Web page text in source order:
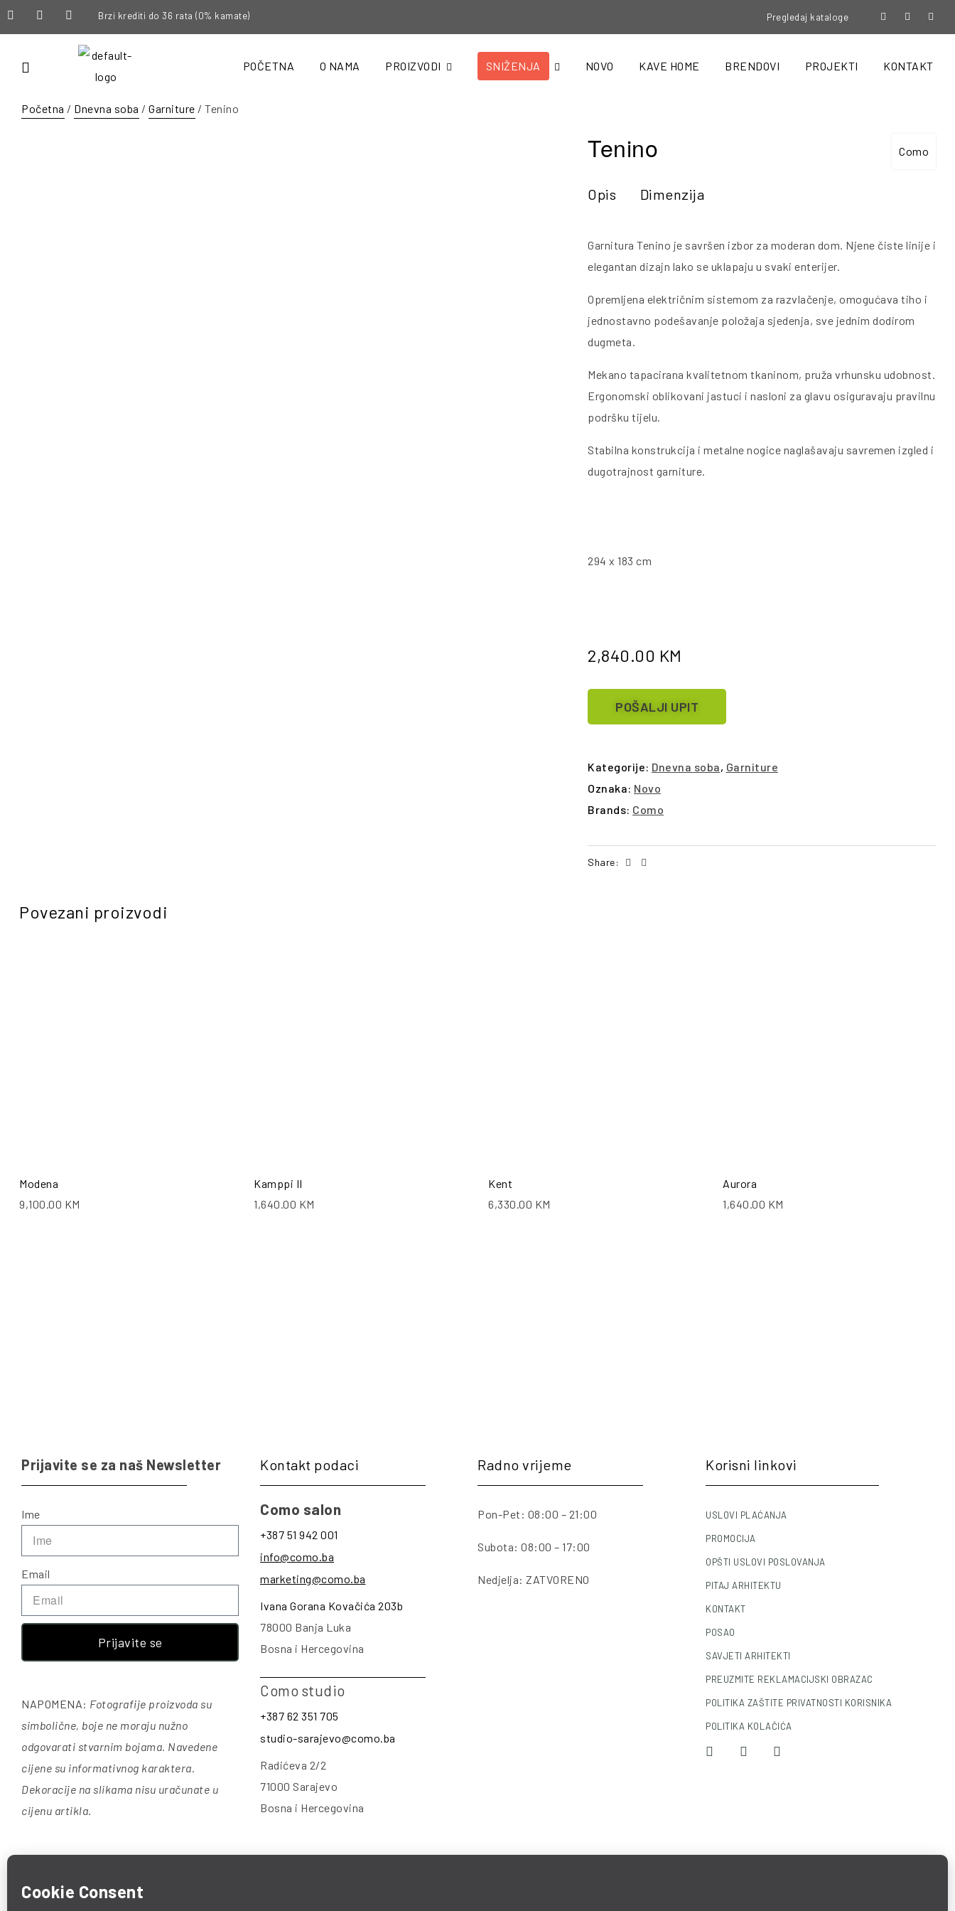
Brzi krediti do 36 rata (0% kamate) Pregledaj kataloge
POČETNA O NAMA PROIZVODI SNIŽENJA NOVO KAVE HOME BRENDOVI PROJEKTI KONTAKT
Početna / Dnevna soba / Garniture / Tenino
Como
Tenino
Opis Dimenzija
Garnitura Tenino je savršen izbor za moderan dom. Njene čiste linije i
elegantan dizajn lako se uklapaju u svaki enterijer.
Opremljena električnim sistemom za razvlačenje, omogućava tiho i
jednostavno podešavanje položaja sjedenja, sve jednim dodirom
dugmeta.
Mekano tapacirana kvalitetnom tkaninom, pruža vrhunsku udobnost.
Ergonomski oblikovani jastuci i nasloni za glavu osiguravaju pravilnu
podršku tijelu.
Stabilna konstrukcija i metalne nogice naglašavaju savremen izgled i
dugotrajnost garniture.
294 x 183 cm
2,840.00 KM
POŠALJI UPIT
Kategorije: Dnevna soba, Garniture
Oznaka: Novo
Brands: Como
Share: Facebook
Povezani proizvodi
Modena
9,100.00 KM
Kamppi II
1,640.00 KM
Kent
6,330.00 KM
Aurora
1,640.00 KM
Prijavite se za naš Newsletter
Ime
Email
Prijavite se
NAPOMENA: Fotografije proizvoda su
simbolične, boje ne moraju nužno
odgovarati stvarnim bojama. Navedene
cijene su informativnog karaktera.
Dekoracije na slikama nisu uračunate u
cijenu artikla.
Kontakt podaci
Como salon
+387 51 942 001
info@como.ba
marketing@como.ba
Ivana Gorana Kovačića 203b
78000 Banja Luka
Bosna i Hercegovina
Como studio
+387 62 351 705
studio-sarajevo@como.ba
Radićeva 2/2
71000 Sarajevo
Bosna i Hercegovina
Radno vrijeme
Pon-Pet: 08:00 – 21:00
Subota: 08:00 – 17:00
Nedjelja: ZATVORENO
Korisni linkovi
USLOVI PLAĆANJA
PROMOCIJA
OPŠTI USLOVI POSLOVANJA
PITAJ ARHITEKTU
KONTAKT
POSAO
SAVJETI ARHITEKTI
PREUZMITE REKLAMACIJSKI OBRAZAC
POLITIKA ZAŠTITE PRIVATNOSTI KORISNIKA
POLITIKA KOLAČIĆA